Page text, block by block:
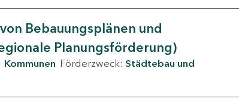
Bebauungsplänen und
Planungsförderung)
Kommunen Förderzweck: Städtebau und